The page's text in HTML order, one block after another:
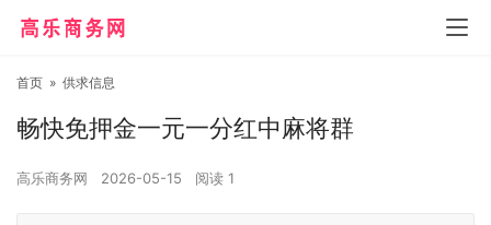
首页 » 供求信息
畅快免押金一元一分红中麻将群
高乐商务网 2026-05-15 阅读 1